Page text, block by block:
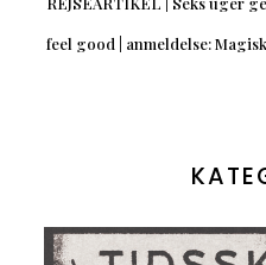
feel good | anmeldelse: